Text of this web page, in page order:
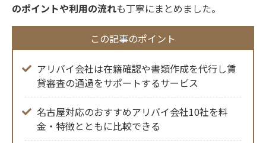
のポイントや利用の流れも丁寧にまとめました。
この記事のポイント
アリバイ会社は在籍確認や書類作成を代行し賃
貸審査の通過をサポートするサービス
名古屋対応のおすすめアリバイ会社10社を料
金・特徴とともに比較できる